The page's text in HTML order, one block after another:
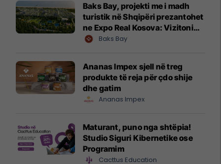
Baks Bay, projekti me i madh
turistik në Shqipëri prezantohet
ne Expo Real Kosova: Vizitoni
shtandin dhe zbuloni
Baks Bay
Ananas Impex sjell në treg
produkte të reja për çdo shije
dhe gatim
Ananas Impex
Maturant, puno nga shtëpia!
Studio Siguri Kibernetike ose
Programim
Cacttus Education